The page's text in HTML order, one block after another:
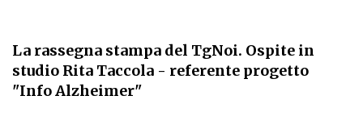
La rassegna stampa del TgNoi. Ospite in
studio Rita Taccola - referente progetto
"Info Alzheimer"